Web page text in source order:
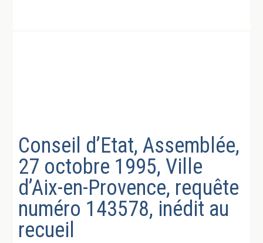
Conseil d’Etat, Assemblée,
27 octobre 1995, Ville
d’Aix-en-Provence, requête
numéro 143578, inédit au
recueil